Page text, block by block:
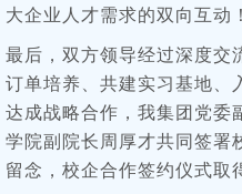
大企业人才需求的双向互动！
最后，双方领导经过深度交
订单培养、共建实习基地、
达成战略合作，我集团党委
学院副院长周厚才共同签署
留念，校企合作签约仪式取